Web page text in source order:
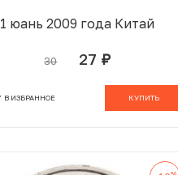
1 юань 2009 года Китай
30 27 руб.
КУПИТЬ
В ИЗБРАННОЕ